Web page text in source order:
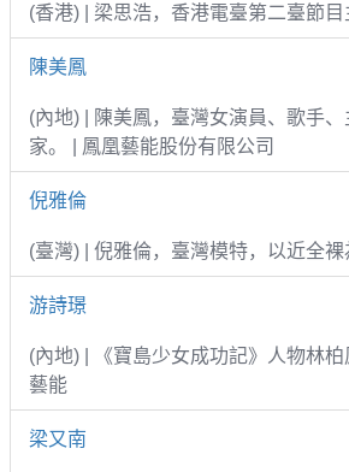
(香港) | 梁思浩，香港電臺第二臺節
陳美鳳
(內地) | 陳美鳳，臺灣女演員、歌手
家。 | 鳳凰藝能股份有限公司
倪雅倫
(臺灣) | 倪雅倫，臺灣模特，以近全
游詩璟
(內地) | 《寶島少女成功記》人物林
藝能
梁又南